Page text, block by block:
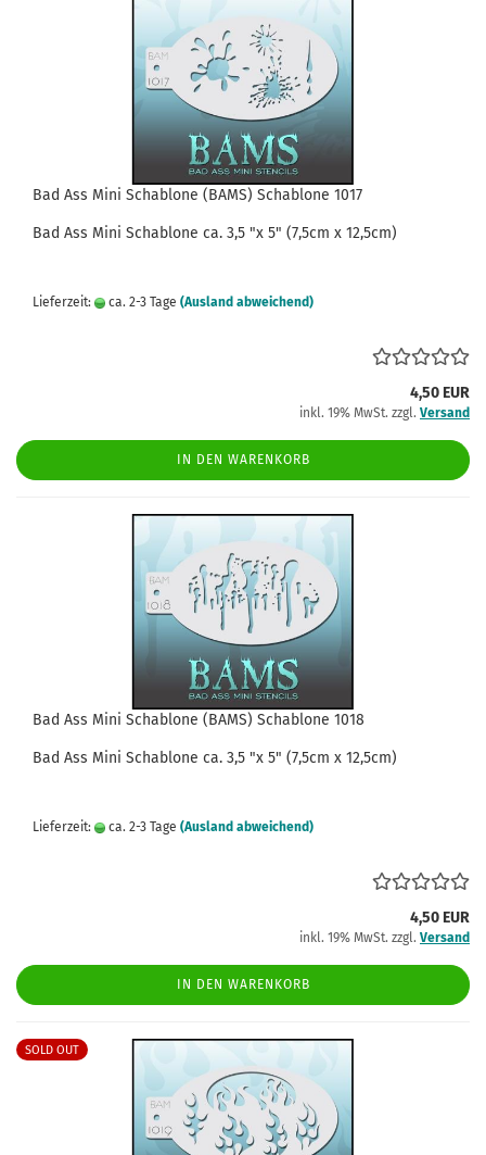
Bad Ass Mini Schablone (BAMS) Schablone 1017
Bad Ass Mini Schablone ca. 3,5 "x 5" (7,5cm x 12,5cm)
Lieferzeit: ca. 2-3 Tage (Ausland abweichend)
4,50 EUR
inkl. 19% MwSt. zzgl. Versand
IN DEN WARENKORB
Bad Ass Mini Schablone (BAMS) Schablone 1018
Bad Ass Mini Schablone ca. 3,5 "x 5" (7,5cm x 12,5cm)
Lieferzeit: ca. 2-3 Tage (Ausland abweichend)
4,50 EUR
inkl. 19% MwSt. zzgl. Versand
IN DEN WARENKORB
SOLD OUT